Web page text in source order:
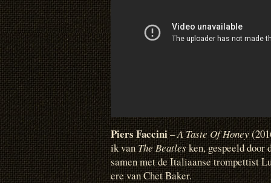
Piers Faccini–A Taste Of Honey
ik vanThe Beatlesken, gespeeld
samen met de Italiaanse trompettist
ere van Chet Baker.